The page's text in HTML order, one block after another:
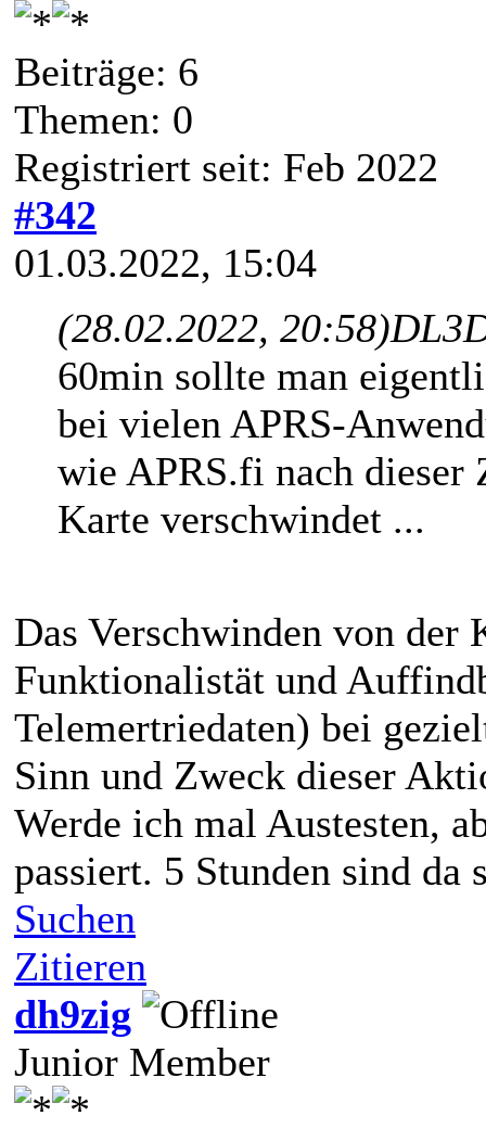
Beiträge: 6
Themen: 0
Registriert seit: Feb 2022
#342
01.03.2022, 15:04
(28.02.2022, 20:58)
60min sollte man
bei vielen APRS-
wie APRS.fi nach dieser
Karte verschwindet ...
Das Verschwinden von
Funktionalistät und
Telemertriedaten) bei
Sinn und Zweck dieser
Werde ich mal Austesten,
passiert. 5 Stunden sind da
Suchen
Zitieren
dh9zig
Junior Member